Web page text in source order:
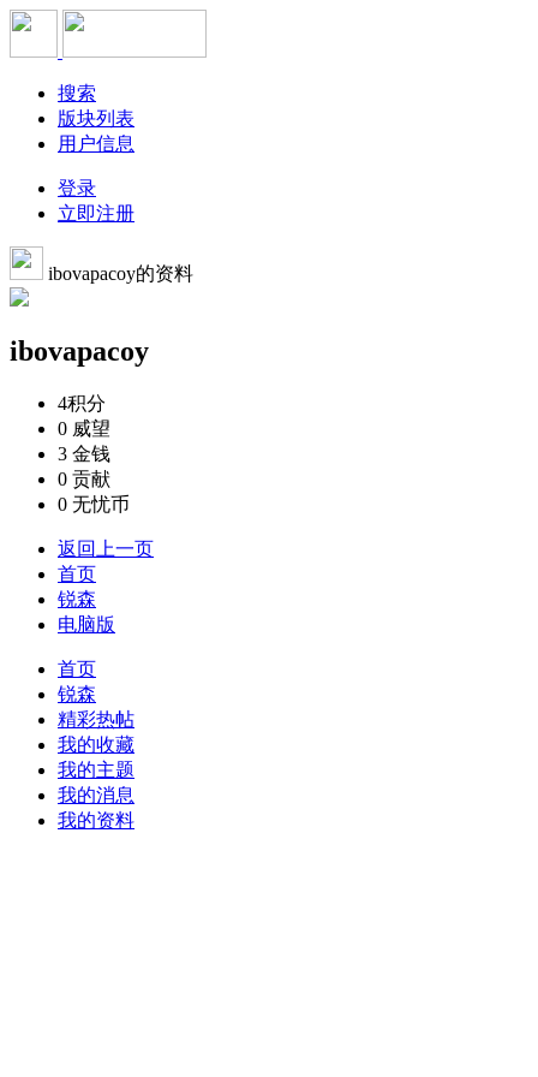
搜索
版块列表
用户信息
登录
立即注册
ibovapacoy的资料
ibovapacoy
4积分
0 威望
3 金钱
0 贡献
0 无忧币
返回上一页
首页
锐森
电脑版
首页
锐森
精彩热帖
我的收藏
我的主题
我的消息
我的资料